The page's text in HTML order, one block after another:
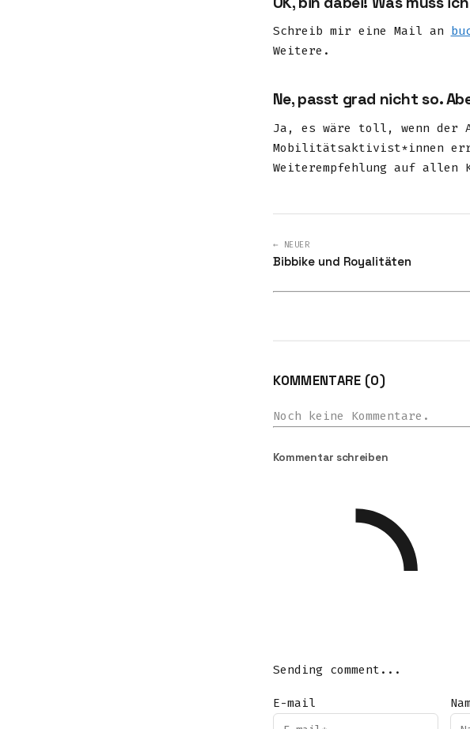
Schreib mir eine Mail an
Weitere.
Ne, passt grad nicht so.
Ja, es wäre toll, wenn der
Mobilitätsaktivist*innen
Weiterempfehlung auf allen
← NEUER
Bibbike und Royalitäten
KOMMENTARE (0)
Noch keine Kommentare.
Kommentar schreiben
Sending comment...
E-mail